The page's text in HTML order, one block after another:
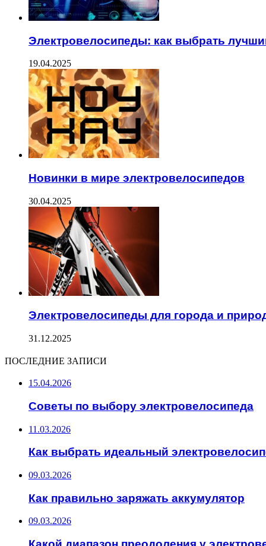
Электровелосипеды: как выбрать
19.04.2025
Новинки в мире электровелосипедов
30.04.2025
Электровелосипеды для города и
31.12.2025
ПОСЛЕДНИЕ ЗАПИСИ
15.04.2026
Советы по выбору электровелосипеда
11.03.2026
Как выбрать идеальный
09.03.2026
Как правильно заряжать аккумулятор
09.03.2026